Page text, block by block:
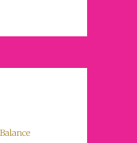
Balance